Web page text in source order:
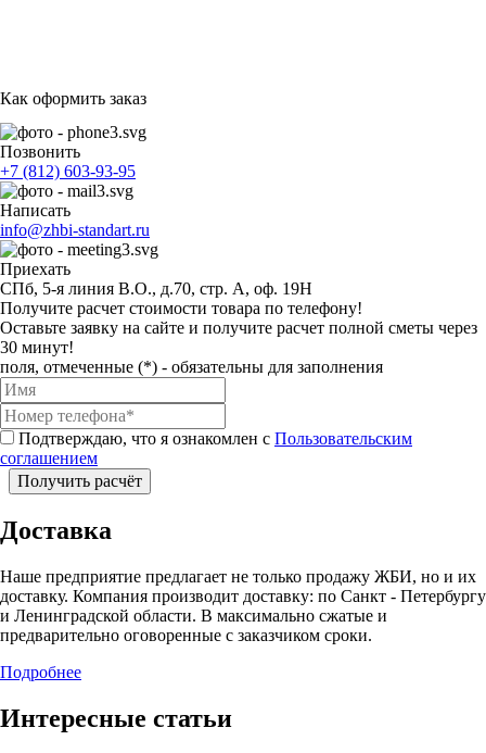
Как оформить заказ
Позвонить
+7 (812) 603-93-95
Написать
info@zhbi-standart.ru
Приехать
СПб, 5-я линия В.О., д.70, стр. А, оф. 19Н
Получите расчет стоимости товара по телефону!
Оставьте заявку на сайте и получите расчет полной сметы через
30 минут!
поля, отмеченные (*) - обязательны для заполнения
Подтверждаю, что я ознакомлен с Пользовательским
соглашением
Получить расчёт
Доставка
Наше предприятие предлагает не только продажу ЖБИ, но и их
доставку. Компания производит доставку: по Санкт - Петербургу
и Ленинградской области. В максимально сжатые и
предварительно оговоренные с заказчиком сроки.
Подробнее
Интересные статьи